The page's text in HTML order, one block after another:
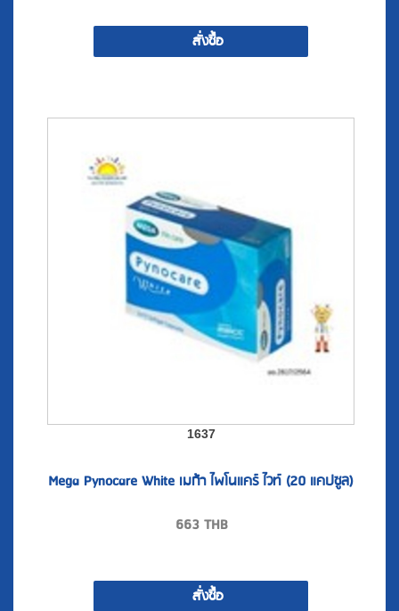
สั่งซื้อ
1637
Mega Pynocare White เมก้า ไพโนแคร์ ไวท์ (20 แคปซูล)
663 THB
สั่งซื้อ